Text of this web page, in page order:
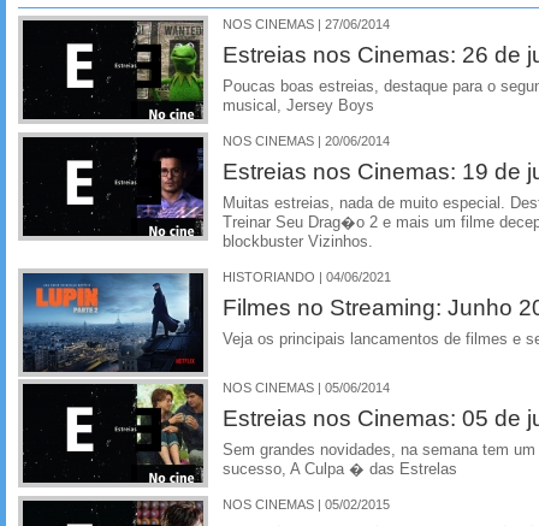
NOS CINEMAS | 27/06/2014
Estreias nos Cinemas: 26 de
Poucas boas estreias, destaque para o
musical, Jersey Boys
NOS CINEMAS | 20/06/2014
Estreias nos Cinemas: 19 de
Muitas estreias, nada de muito especial.
Treinar Seu Drag�o 2 e mais um filme
blockbuster Vizinhos.
HISTORIANDO | 04/06/2021
Filmes no Streaming: Junho
Veja os principais lancamentos de filmes e
NOS CINEMAS | 05/06/2014
Estreias nos Cinemas: 05 de
Sem grandes novidades, na semana tem
sucesso, A Culpa � das Estrelas
NOS CINEMAS | 05/02/2015